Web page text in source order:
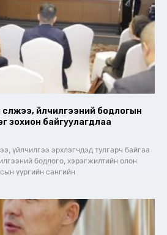
үйлчилгээний бодлогын
зохион байгуулагдлаа
үйлчилгээ эрхлэгчдэд тулгарч байгаа
бодлого, хэрэгжилтийн олон
үүргийн сангийн